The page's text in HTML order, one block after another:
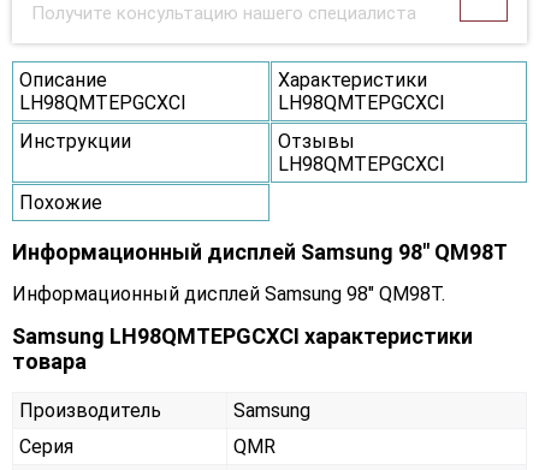
Получите консультацию нашего специалиста
Описание
LH98QMTEPGCXCI
Характеристики
LH98QMTEPGCXCI
Инструкции
Отзывы
LH98QMTEPGCXCI
Похожие
Информационный дисплей Samsung 98" QM98T
Информационный дисплей Samsung 98" QM98T.
Samsung LH98QMTEPGCXCI характеристики
товара
Производитель
Samsung
Серия
QMR